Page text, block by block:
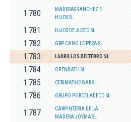
1.780
MADERAS SANCHEZ E
HIJOS SL
1.781 HIJOS DE JUSTO SL
1.782 GRP CANO LOPERA SL.
1.783 LADRILLOS DELTEBRO SL
1.784 OPENBATH SL
1.785 CERIMAT-HOGAR SL.
1.786 GRUPO PORCELADECO SL.
1.787
CARPINTERIA DE LA
MADERA JOYMA SL